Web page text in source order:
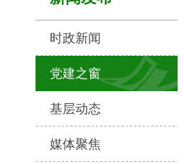
时政新闻
党建之窗
基层动态
媒体聚焦